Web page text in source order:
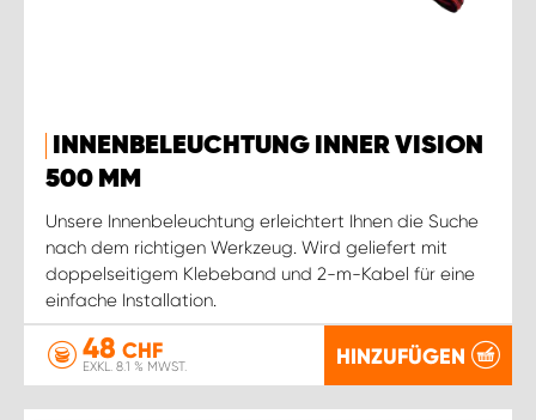
INNENBELEUCHTUNG INNER VISION
500 MM
Unsere Innenbeleuchtung erleichtert Ihnen die Suche
nach dem richtigen Werkzeug. Wird geliefert mit
doppelseitigem Klebeband und 2-m-Kabel für eine
einfache Installation.
48 CHF
EXKL. 8.1 % MWST. HINZUFÜGEN